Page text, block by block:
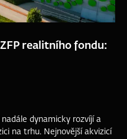
realitního fondu:
dynamicky rozvíjí a
na trhu. Nejnovější akvizicí